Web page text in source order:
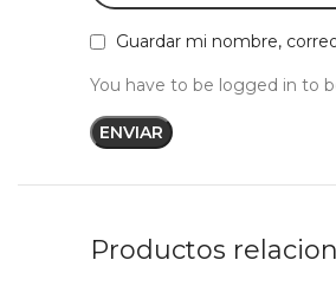
Guardar mi nombre,
You have to be logged in to
Productos